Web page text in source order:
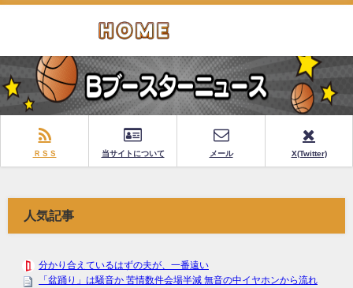
ＲＳＳ 当サイトについて メール X(Twitter)
人気記事